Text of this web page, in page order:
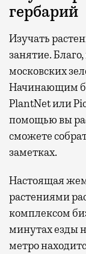
гербарий
Изучать
занятие.
московских
Начинающим
PlantNet или
помощью вы
сможете
заметках.
Настоящая
растениями
комплексом
минутах езды
метро